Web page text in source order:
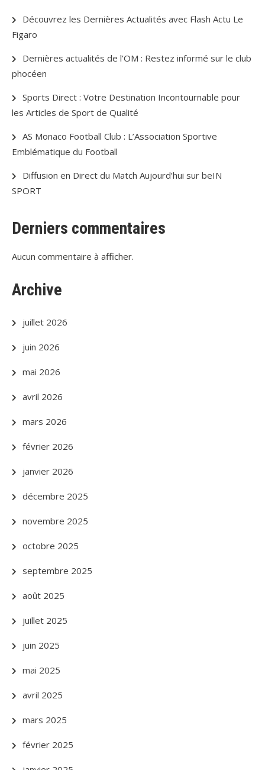
Découvrez les Dernières Actualités avec Flash Actu Le
Figaro
Dernières actualités de l’OM : Restez informé sur le club
phocéen
Sports Direct : Votre Destination Incontournable pour
les Articles de Sport de Qualité
AS Monaco Football Club : L’Association Sportive
Emblématique du Football
Diffusion en Direct du Match Aujourd’hui sur beIN
SPORT
Derniers commentaires
Aucun commentaire à afficher.
Archive
juillet 2026
juin 2026
mai 2026
avril 2026
mars 2026
février 2026
janvier 2026
décembre 2025
novembre 2025
octobre 2025
septembre 2025
août 2025
juillet 2025
juin 2025
mai 2025
avril 2025
mars 2025
février 2025